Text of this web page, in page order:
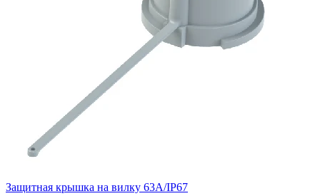
Защитная крышка на вилку 63A/IP67